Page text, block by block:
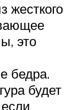
жесткого
это
бедра.
будет